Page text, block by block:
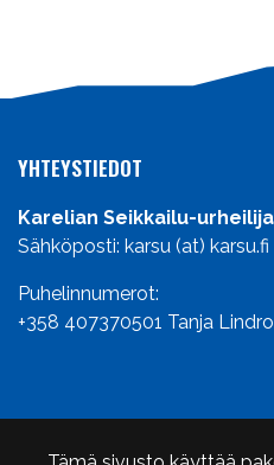
YHTEYSTIEDOT
Karelian Seikkailu-
Sähköposti: karsu (at) karsu.fi
Puhelinnumerot:
+358 407370501 Tanja